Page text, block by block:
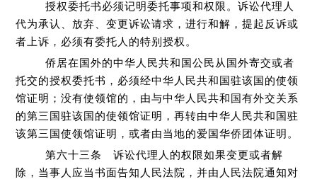
授权委托书必须记明委托事项和权限。诉讼代理人
代为承认、放弃、变更诉讼请求，进行和解，提起反诉或
者上诉，必须有委托人的特别授权。
侨居在国外的中华人民共和国公民从国外寄交或者
托交的授权委托书，必须经中华人民共和国驻该国的使领
馆证明；没有使领馆的，由与中华人民共和国有外交关系
的第三国驻该国的使领馆证明，再转由中华人民共和国驻
该第三国使领馆证明，或者由当地的爱国华侨团体证明。
第六十三条 诉讼代理人的权限如果变更或者解
除，当事人应当书面告知人民法院，并由人民法院通知对